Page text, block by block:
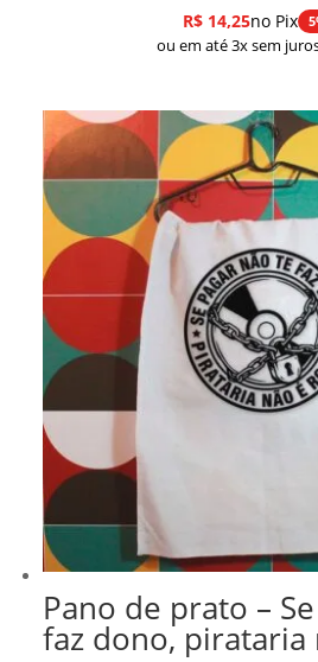
R$14,25no Pix
ou em até 3x sem
Pano de prato –
faz dono, pirataria